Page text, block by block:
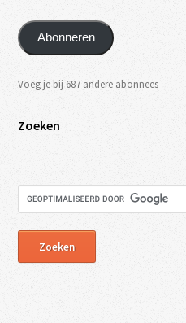
Abonneren
Voeg je bij 687 andere abonnees
Zoeken